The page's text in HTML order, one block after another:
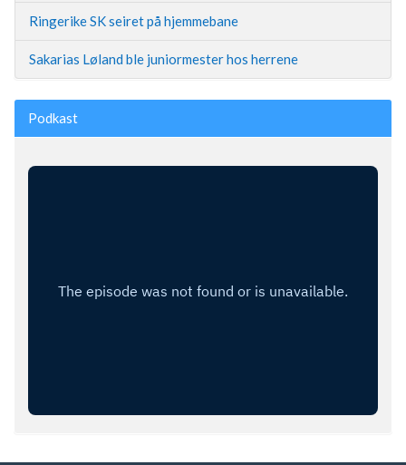
Ringerike SK seiret på hjemmebane
Sakarias Løland ble juniormester hos herrene
Podkast